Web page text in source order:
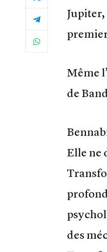
Même
de
Elle ne
des